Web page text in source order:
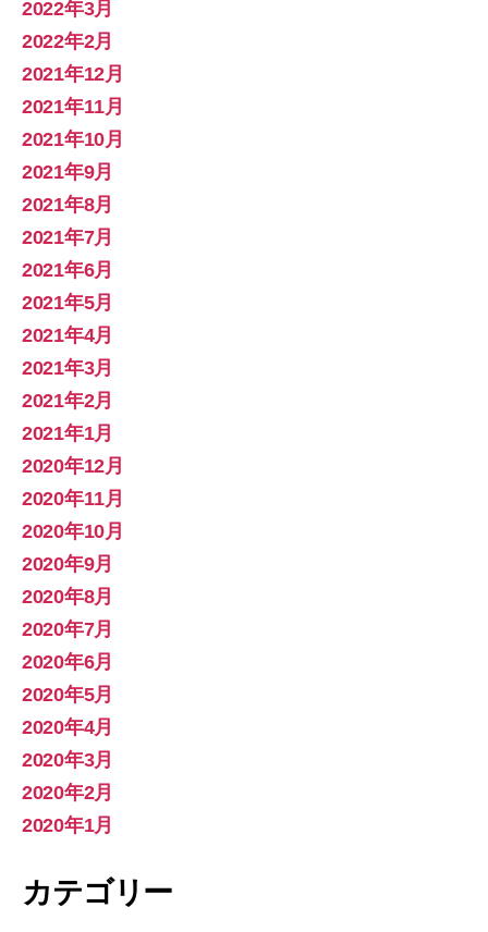
2022年3月
2022年2月
2021年12月
2021年11月
2021年10月
2021年9月
2021年8月
2021年7月
2021年6月
2021年5月
2021年4月
2021年3月
2021年2月
2021年1月
2020年12月
2020年11月
2020年10月
2020年9月
2020年8月
2020年7月
2020年6月
2020年5月
2020年4月
2020年3月
2020年2月
2020年1月
カテゴリー